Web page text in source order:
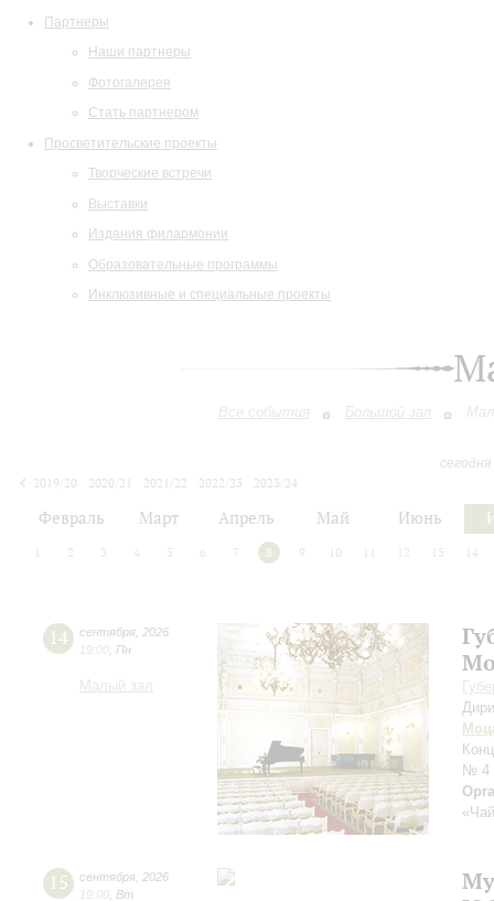
Партнеры
Наши партнеры
Фотогалерея
Стать партнером
Просветительские проекты
Творческие встречи
Выставки
Издания филармонии
Образовательные программы
Инклюзивные и специальные проекты
Все события Большой зал
2019/20
2020/21 2021/22 2022/23
2023/24
Февраль Март Апрель Май Июнь
2 3 4 5 6 7 8 9 10 11 12 13 14
14 сентября 2026
19:00 Пн
Малый зал
№ 4
15 сентября 2026
19:00 Вт